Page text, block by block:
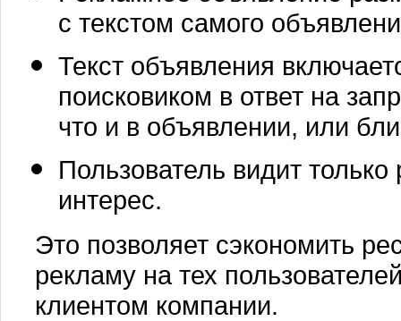
с текстом самого
Текст объявления
поисковиком в ответ на
что и в объявлении, или
Пользователь видит
интерес.
Это позволяет сэкономить
рекламу на тех
клиентом компании.